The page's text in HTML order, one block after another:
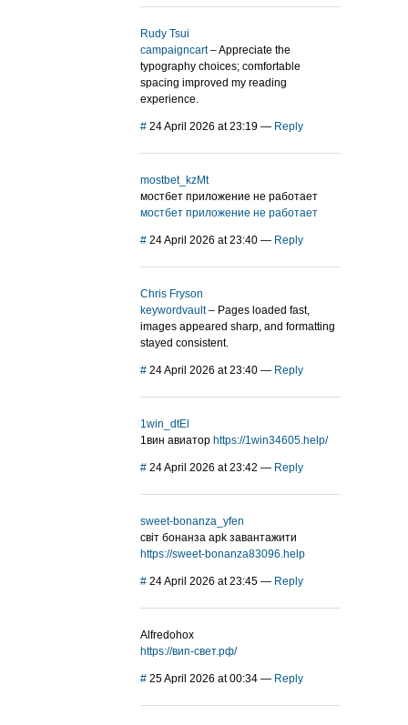
Rudy Tsui
campaigncart– Appreciate the
typography choices; comfortable
spacing improved my reading
experience.
# 24 April 2026 at 23:19 — Reply
mostbet_kzMt
мостбет приложение не работает
мостбет приложение не работает
# 24 April 2026 at 23:40 — Reply
Chris Fryson
keywordvault– Pages loaded fast,
images appeared sharp, and formatting
stayed consistent.
# 24 April 2026 at 23:40 — Reply
1win_dtEl
1вин авиатор https://1win34605.help/
# 24 April 2026 at 23:42 — Reply
sweet-bonanza_yfen
світ бонанза apk завантажити
https://sweet-bonanza83096.help
# 24 April 2026 at 23:45 — Reply
Alfredohox
https://вип-свет.рф/
# 25 April 2026 at 00:34 — Reply